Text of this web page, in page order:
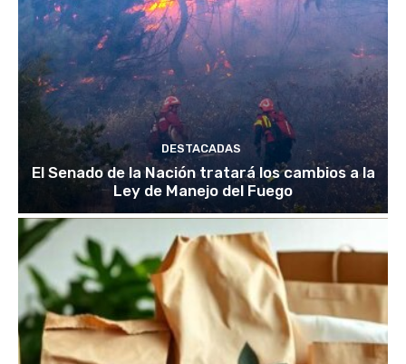
DESTACADAS
El Senado de la Nación tratará los cambios a la
Ley de Manejo del Fuego